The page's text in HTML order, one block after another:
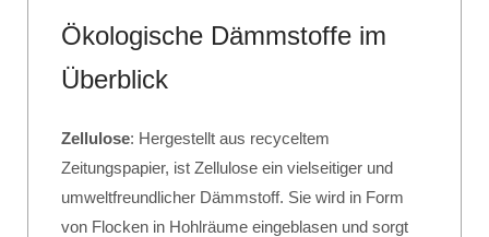
Ökologische Dämmstoffe im
Überblick
Zellulose: Hergestellt aus recyceltem
Zeitungspapier, ist Zellulose ein vielseitiger und
umweltfreundlicher Dämmstoff. Sie wird in Form
von Flocken in Hohlräume eingeblasen und sorgt